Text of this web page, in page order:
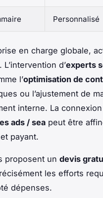
Personnalisé
en charge globale,
d’experts
l’optimisation de
ou l’ajustement de
interne. La
ads / sea peut être
et payant.
proposent un devis
les efforts
dépenses.